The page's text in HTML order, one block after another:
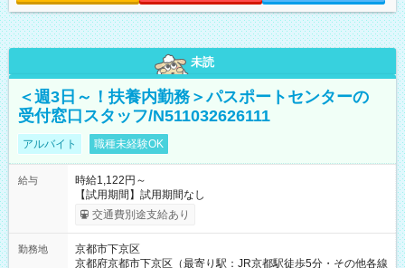
未読
＜週3日～！扶養内勤務＞パスポートセンターの
受付窓口スタッフ/N511032626111
アルバイト 職種未経験OK
給与
時給1,122円～
【試用期間】試用期間なし
交通費別途支給あり
勤務地
京都市下京区
京都府京都市下京区（最寄り駅：JR京都駅徒歩5分・その他各線